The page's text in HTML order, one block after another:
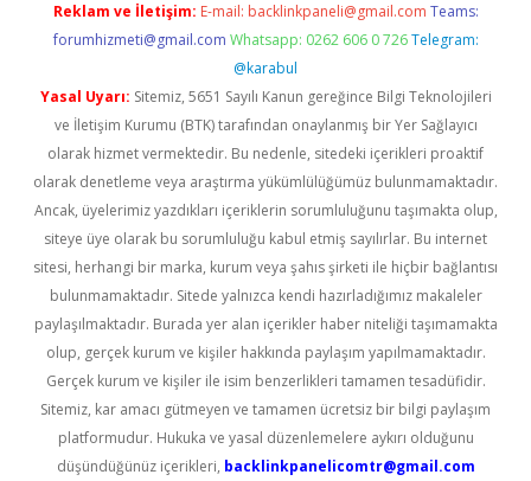
Reklam ve İletişim: E-mail: backlinkpaneli@gmail.com Teams:
forumhizmeti@gmail.com Whatsapp: 0262 606 0 726 Telegram:
@karabul
Yasal Uyarı: Sitemiz, 5651 Sayılı Kanun gereğince Bilgi Teknolojileri
ve İletişim Kurumu (BTK) tarafından onaylanmış bir Yer Sağlayıcı
olarak hizmet vermektedir. Bu nedenle, sitedeki içerikleri proaktif
olarak denetleme veya araştırma yükümlülüğümüz bulunmamaktadır.
Ancak, üyelerimiz yazdıkları içeriklerin sorumluluğunu taşımakta olup,
siteye üye olarak bu sorumluluğu kabul etmiş sayılırlar. Bu internet
sitesi, herhangi bir marka, kurum veya şahıs şirketi ile hiçbir bağlantısı
bulunmamaktadır. Sitede yalnızca kendi hazırladığımız makaleler
paylaşılmaktadır. Burada yer alan içerikler haber niteliği taşımamakta
olup, gerçek kurum ve kişiler hakkında paylaşım yapılmamaktadır.
Gerçek kurum ve kişiler ile isim benzerlikleri tamamen tesadüfidir.
Sitemiz, kar amacı gütmeyen ve tamamen ücretsiz bir bilgi paylaşım
platformudur. Hukuka ve yasal düzenlemelere aykırı olduğunu
düşündüğünüz içerikleri, backlinkpanelicomtr@gmail.com